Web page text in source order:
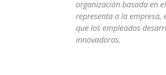
organización basada en
representa a la empresa,
que los empleados
innovadoras.